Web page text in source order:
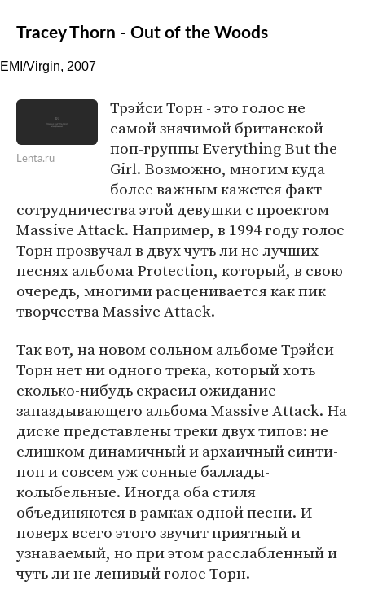
Tracey Thorn - Out of the Woods
EMI/Virgin, 2007
Lenta.ru
Трэйси Торн - это голос не
самой значимой британской
поп-группы Everything But the
Girl. Возможно, многим куда
более важным кажется факт
сотрудничества этой девушки с проектом
Massive Attack. Например, в 1994 году голос
Торн прозвучал в двух чуть ли не лучших
песнях альбома Protection, который, в свою
очередь, многими расценивается как пик
творчества Massive Attack.
Так вот, на новом сольном альбоме Трэйси
Торн нет ни одного трека, который хоть
сколько-нибудь скрасил ожидание
запаздывающего альбома Massive Attack. На
диске представлены треки двух типов: не
слишком динамичный и архаичный синти-
поп и совсем уж сонные баллады-
колыбельные. Иногда оба стиля
объединяются в рамках одной песни. И
поверх всего этого звучит приятный и
узнаваемый, но при этом расслабленный и
чуть ли не ленивый голос Торн.